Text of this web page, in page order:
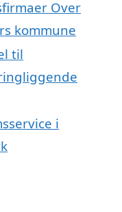
Over
kommune
til
i